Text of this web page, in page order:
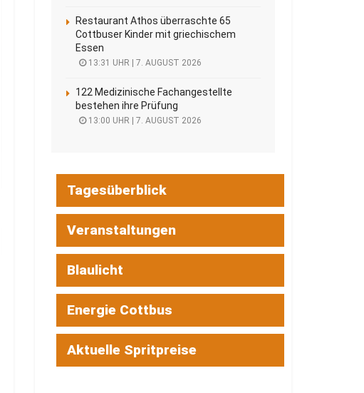
Restaurant Athos überraschte 65
Cottbuser Kinder mit griechischem
Essen
13:31 UHR | 7. AUGUST 2026
122 Medizinische Fachangestellte
bestehen ihre Prüfung
13:00 UHR | 7. AUGUST 2026
Tagesüberblick
Veranstaltungen
Blaulicht
Energie Cottbus
Aktuelle Spritpreise